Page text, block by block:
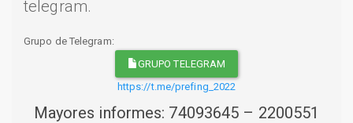
telegram.
Grupo de Telegram:
GRUPO TELEGRAM
https://t.me/prefing_2022
Mayores informes: 74093645 – 2200551